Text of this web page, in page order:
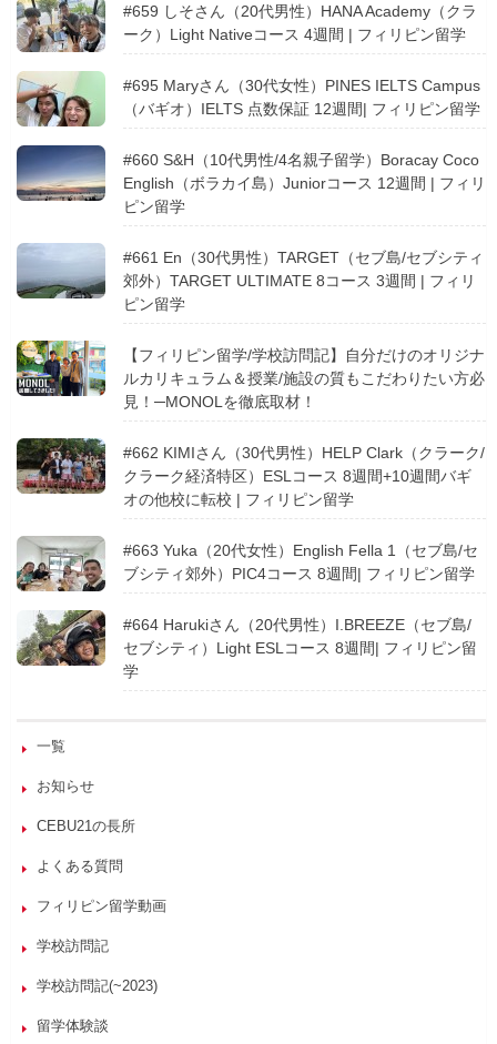
#659 しそさん（20代男性）HANA Academy（クラ
ーク）Light Nativeコース 4週間 | フィリピン留学
#695 Maryさん（30代女性）PINES IELTS Campus
（バギオ）IELTS 点数保証 12週間| フィリピン留学
#660 S&H（10代男性/4名親子留学）Boracay Coco
English（ボラカイ島）Juniorコース 12週間 | フィリ
ピン留学
#661 En（30代男性）TARGET（セブ島/セブシティ
郊外）TARGET ULTIMATE 8コース 3週間 | フィリ
ピン留学
【フィリピン留学/学校訪問記】自分だけのオリジナ
ルカリキュラム＆授業/施設の質もこだわりたい方必
見！─MONOLを徹底取材！
#662 KIMIさん（30代男性）HELP Clark（クラーク/
クラーク経済特区）ESLコース 8週間+10週間バギ
オの他校に転校 | フィリピン留学
#663 Yuka（20代女性）English Fella 1（セブ島/セ
ブシティ郊外）PIC4コース 8週間| フィリピン留学
#664 Harukiさん（20代男性）I.BREEZE（セブ島/
セブシティ）Light ESLコース 8週間| フィリピン留
学
一覧
お知らせ
CEBU21の長所
よくある質問
フィリピン留学動画
学校訪問記
学校訪問記(~2023)
留学体験談